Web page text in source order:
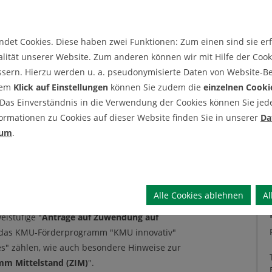
in der Regel nach einem
Diese Förderbekanntmachungen sind
versehen. Neue, für die TU Clausthal
intern über die FFI-Mailingliste
zudem gezielte Förderrecherchen
Beantragung von bundesgeförderten
Zusammenstellung TU Clausthal-
"Anträge auf Zuwendung auf
KMU-Förderprogramm "KMU innovativ"
zählen, wie auch besondere Hinweise zur
Mittelstand (ZIM)".
Cookies. Diese haben zwei Funktionen: Zum einen sind sie
unserer Website. Zum anderen können wir mit Hilfe der
Hierzu werden u. a. pseudonymisierte Daten von Website-
Klick auf Einstellungen können Sie zudem die einzelnen
Einverständnis in die Verwendung der Cookies können Sie
zu Cookies auf dieser Website finden Sie in unserer
.
Alle Cookies ablehnen